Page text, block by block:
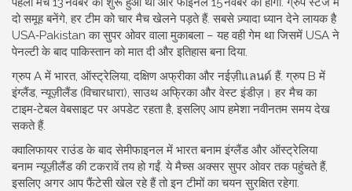
दो समूह बनेंगे, हर टीम को चार मैच खेलने पड़ते हैं. सबसे ज़्यादा ध्यान देने लायक है
USA‑Pakistan का सुपर ओवर वाला मुकाबला – यह वही गेम था जिसमें USA ने
पेनल्टी के बाद पाकिस्तान को मात दी और इतिहास बना दिया.
ग्रुप A में भारत, ऑस्ट्रेलिया, दक्षिण अफ्रीका और नईज़ीแลนด์ हैं. ग्रुप B में
इंग्लैंड, न्यूज़ीलैंड (विचारधारा), साउथ अफ्रिका और वेस्ट इंडीज़। हर मैच का
टाइम‑टेबल वेबसाइट पर अपडेट रहता है, इसलिए आप हमेशा नवीनतम समय देख
सकते हैं.
क्वालिफायर राउंड के बाद सेमीफाइनल में भारत बनाम इंग्लैंड और ऑस्ट्रेलिया
बनाम न्यूज़ीलैंड की टकरावें तय हो गईं. ये मैच्स अक्सर सुपर ओवर तक पहुंचते हैं,
इसलिए अगर आप फैंटेसी खेल रहे हैं तो इन टीमों का चयन सुरक्षित रहेगा.